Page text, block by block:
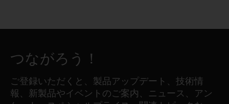
つながろう！
ご登録いただくと、製品アップデート、技術情
報、新製品やイベントのご案内、ニュース、アン